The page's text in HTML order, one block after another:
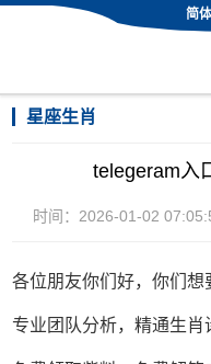
简
星座生肖
telegeram入
时间：2026-01-02
各位朋友你们好，你们想
专业团队分析，精通生